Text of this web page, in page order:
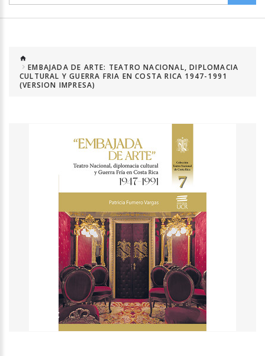
EMBAJADA DE ARTE: TEATRO NACIONAL, DIPLOMACIA
CULTURAL Y GUERRA FRIA EN COSTA RICA 1947-1991
(VERSION IMPRESA)